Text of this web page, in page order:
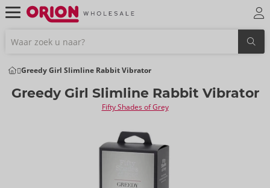
Greedy Girl Slimline Rabbit Vibrator
Greedy Girl Slimline Rabbit Vibrator
Fifty Shades of Grey